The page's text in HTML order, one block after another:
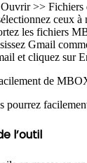
>>
ceux à
les fichiers
Gmail
et cliquez sur
de
pourrez
l’outil